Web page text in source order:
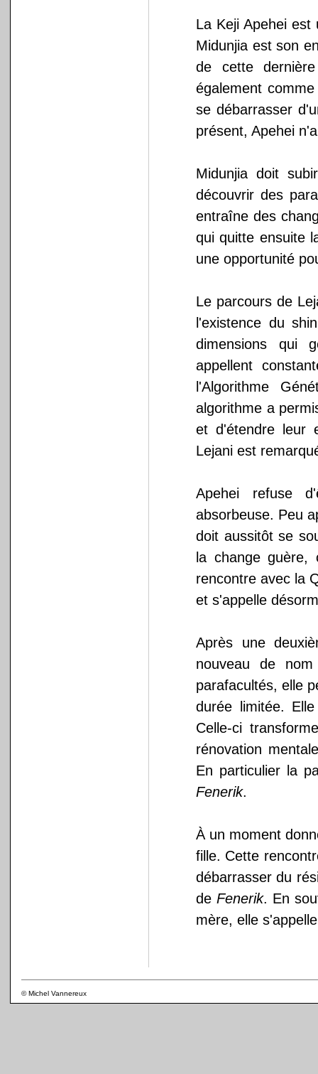
La Keji Apehei
Midunjia est son
de cette
également
se débarrasser
présent, Apehei
Midunjia doit
découvrir des
entraîne des
qui quitte ensuite
une opportunité
Le parcours de
l'existence du
dimensions qui
appellent
l'Algorithme
algorithme a
et d'étendre leur
Lejani est
Apehei refuse
absorbeuse. Peu
doit aussitôt se
la change
rencontre avec la
et s'appelle
Après une
nouveau de
parafacultés, elle
durée limitée.
Celle-ci
rénovation
En particulier la
Fenerik.
À un moment
fille. Cette
débarrasser du
de Fenerik. En
mère, elle
© Michel Vannereux